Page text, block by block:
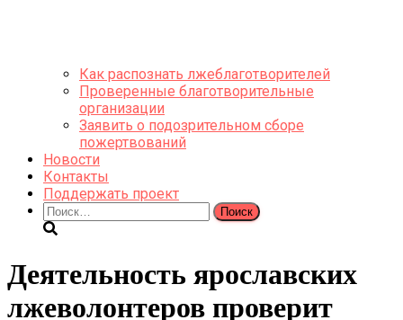
Как распознать лжеблаготворителей
Проверенные благотворительные
организации
Заявить о подозрительном сборе
пожертвований
Новости
Контакты
Поддержать проект
Найти:
Деятельность ярославских
лжеволонтеров проверит